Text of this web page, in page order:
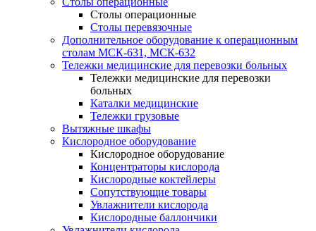
Столы операционные
Столы перевязочные
Дополнительное оборудование к операционным
столам МСК-631, МСК-632
Тележки медицинские для перевозки больных
Тележки медицинские для перевозки
больных
Каталки медицинские
Тележки грузовые
Вытяжные шкафы
Кислородное оборудование
Кислородное оборудование
Концентраторы кислорода
Кислородные коктейлеры
Сопутствующие товары
Увлажнители кислорода
Кислородные баллончики